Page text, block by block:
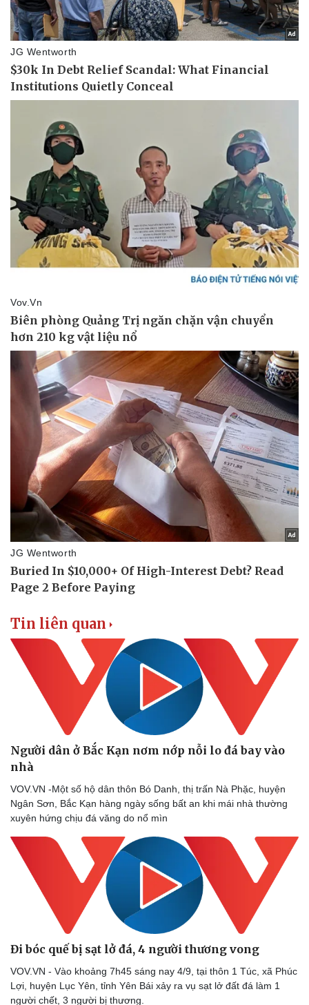
Pháp luật
Tin nóng
Tư vấn luật
Quân sự - Quốc phòng
Vũ khí
Việt Nam
Phân tích
Tin liên quan
Người dân ở Bắc Kạn nơm nớp nỗi lo đá bay vào
nhà
VOV.VN -Một số hộ dân thôn Bó Danh, thị trấn Nà Phặc, huyện
Ngân Sơn, Bắc Kạn hàng ngày sống bất an khi mái nhà thường
xuyên hứng chịu đá văng do nổ mìn
Đi bóc quế bị sạt lở đá, 4 người thương vong
VOV.VN - Vào khoảng 7h45 sáng nay 4/9, tại thôn 1 Túc, xã Phúc
Lợi, huyện Lục Yên, tỉnh Yên Bái xảy ra vụ sạt lở đất đá làm 1
người chết, 3 người bị thương.